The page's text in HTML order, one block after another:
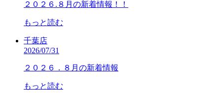
２０２６.８月の新着情報！！
もっと読む
千葉店
2026/07/31
２０２６．８月の新着情報
もっと読む